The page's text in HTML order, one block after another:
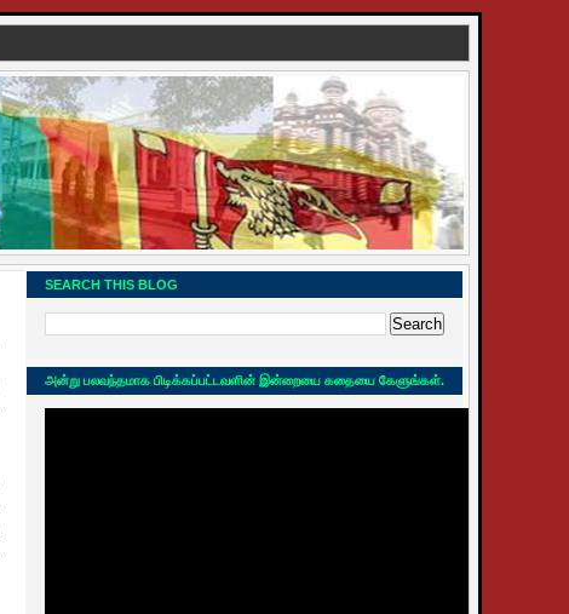
SEARCH THIS BLOG
அன்று பலவந்தமாக பிடிக்கப்பட்டவளின் இன்றையை கதையை கேளுங்கள்.